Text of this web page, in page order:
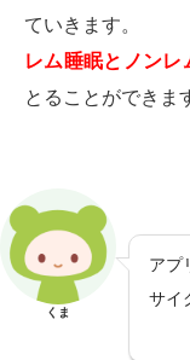
ていきます。
レム睡眠とノンレ
とることができま
くま
アプ
サイ